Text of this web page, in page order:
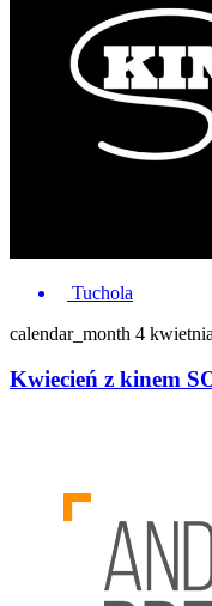
Tuchola
calendar_month 4 kwietnia
Kwiecień z kinem